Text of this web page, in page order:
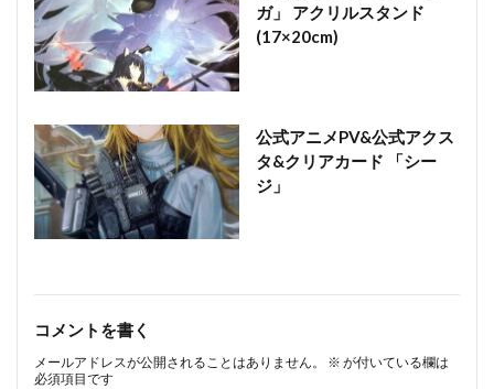
ガ」 アクリルスタンド
(17×20cm)
公式アニメPV&公式アクス
タ&クリアカード 「シー
ジ」
コメントを書く
メールアドレスが公開されることはありません。 ※ が付いている欄は
必須項目です